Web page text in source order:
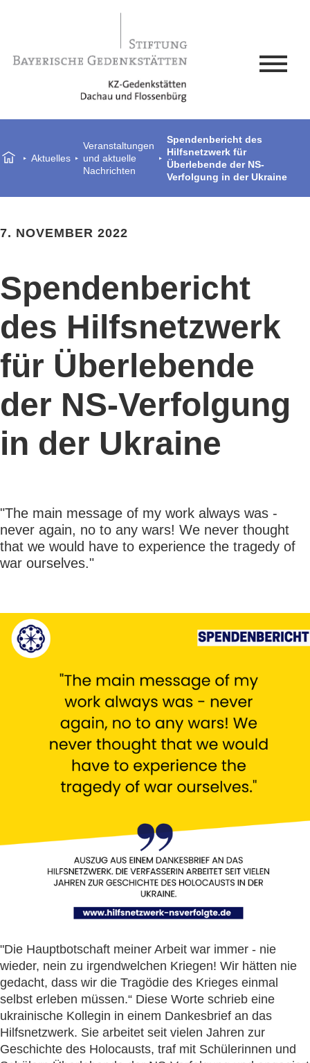
Aktuelles
Veranstaltungen
und aktuelle
Nachrichten
Spendenbericht des
Hilfsnetzwerk für
Überlebende der NS-
Verfolgung in der Ukraine
7. NOVEMBER 2022
Spendenbericht
des Hilfsnetzwerk
für Überlebende
der NS-Verfolgung
in der Ukraine
"The main message of my work always was -
never again, no to any wars! We never thought
that we would have to experience the tragedy of
war ourselves."
"Die Hauptbotschaft meiner Arbeit war immer - nie
wieder, nein zu irgendwelchen Kriegen! Wir hätten nie
gedacht, dass wir die Tragödie des Krieges einmal
selbst erleben müssen.“ Diese Worte schrieb eine
ukrainische Kollegin in einem Dankesbrief an das
Hilfsnetzwerk. Sie arbeitet seit vielen Jahren zur
Geschichte des Holocausts, traf mit Schülerinnen und